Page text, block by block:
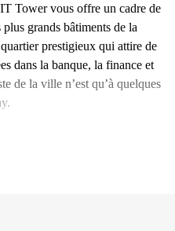
Tower vous offre un cadre de
grands bâtiments de la
prestigieux qui attire de
dans la banque, la finance et
de la ville n’est qu’à quelques